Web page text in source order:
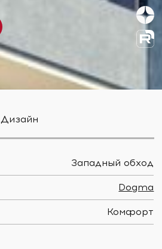
Дизайн
Западный обход
Dogma
Комфорт